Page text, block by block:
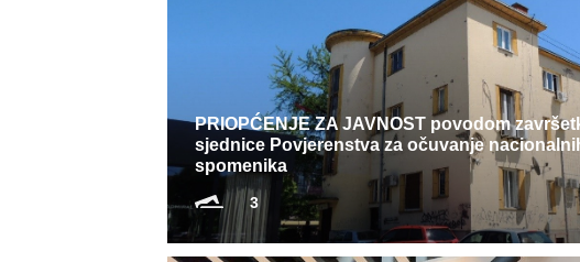
PRIOPĆENJE ZA JAVNOST povodom
sjednice Povjerenstva za očuvanje
spomenika
3